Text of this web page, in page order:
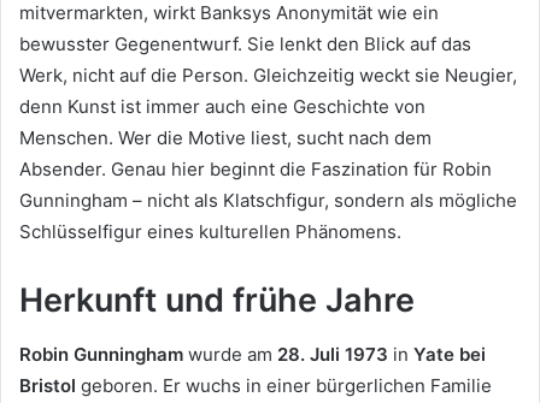
mitvermarkten, wirkt Banksys Anonymität wie ein
bewusster Gegenentwurf. Sie lenkt den Blick auf das
Werk, nicht auf die Person. Gleichzeitig weckt sie Neugier,
denn Kunst ist immer auch eine Geschichte von
Menschen. Wer die Motive liest, sucht nach dem
Absender. Genau hier beginnt die Faszination für Robin
Gunningham – nicht als Klatschfigur, sondern als mögliche
Schlüsselfigur eines kulturellen Phänomens.
Herkunft und frühe Jahre
Robin Gunningham wurde am 28. Juli 1973 in Yate bei
Bristol geboren. Er wuchs in einer bürgerlichen Familie